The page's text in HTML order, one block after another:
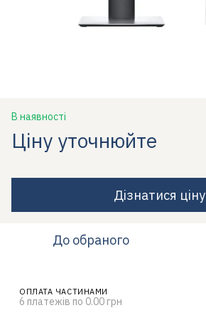
В наявності
Ціну уточнюйте
Дізнатися ціну
До обраного
ОПЛАТА ЧАСТИНАМИ
6 платежів по 0.00 грн